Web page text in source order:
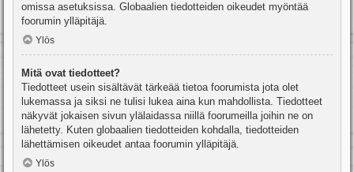
omissa asetuksissa. Globaalien tiedotteiden oikeudet myöntää
foorumin ylläpitäjä.
Ylös
Mitä ovat tiedotteet?
Tiedotteet usein sisältävät tärkeää tietoa foorumista jota olet
lukemassa ja siksi ne tulisi lukea aina kun mahdollista. Tiedotteet
näkyvät jokaisen sivun ylälaidassa niillä foorumeilla joihin ne on
lähetetty. Kuten globaalien tiedotteiden kohdalla, tiedotteiden
lähettämisen oikeudet antaa foorumin ylläpitäjä.
Ylös